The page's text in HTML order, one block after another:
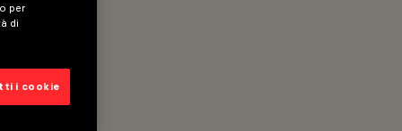
per
di
i cookie